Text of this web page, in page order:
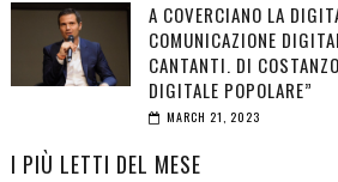
A COVERCIANO LA
COMUNICAZIONE
CANTANTI. DI
DIGITALE POPOLARE”
MARCH 21, 2023
I PIÙ LETTI DEL MESE